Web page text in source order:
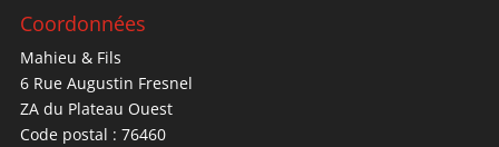
Coordonnées
Mahieu & Fils
6 Rue Augustin Fresnel
ZA du Plateau Ouest
Code postal : 76460